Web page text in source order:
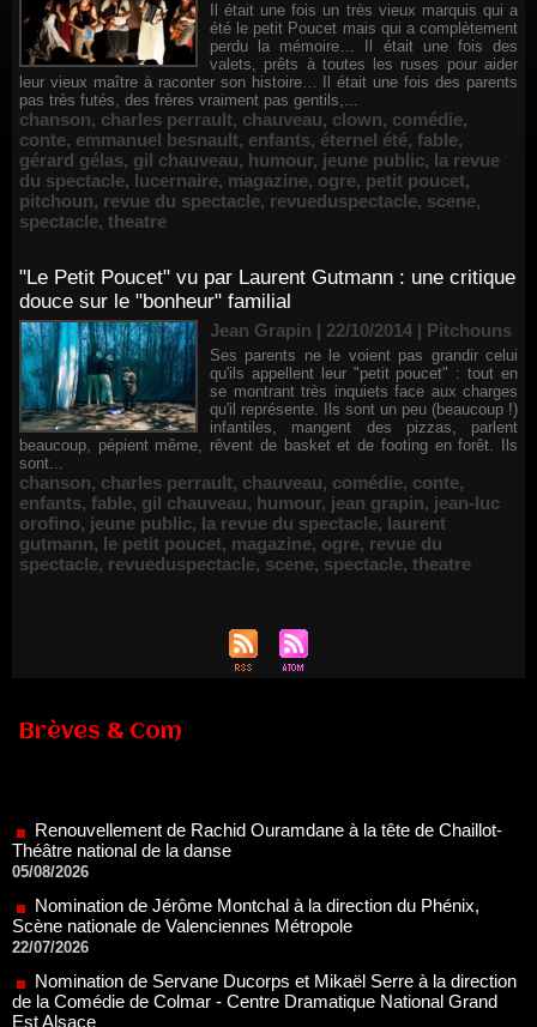
Il était une fois un très vieux marquis qui a
été le petit Poucet mais qui a complètement
perdu la mémoire… Il était une fois des
valets, prêts à toutes les ruses pour aider
leur vieux maître à raconter son histoire… Il était une fois des parents
pas très futés, des frères vraiment pas gentils,...
chanson, charles perrault, chauveau, clown, comédie,
conte, emmanuel besnault, enfants, éternel été, fable,
gérard gélas, gil chauveau, humour, jeune public, la revue
du spectacle, lucernaire, magazine, ogre, petit poucet,
pitchoun, revue du spectacle, revueduspectacle, scene,
spectacle, theatre
"Le Petit Poucet" vu par Laurent Gutmann : une critique
douce sur le "bonheur" familial
Jean Grapin | 22/10/2014 | Pitchouns
Ses parents ne le voient pas grandir celui
qu'ils appellent leur "petit poucet" : tout en
se montrant très inquiets face aux charges
qu'il représente. Ils sont un peu (beaucoup !)
infantiles, mangent des pizzas, parlent
beaucoup, pépient même, rêvent de basket et de footing en forêt. Ils
sont...
chanson, charles perrault, chauveau, comédie, conte,
enfants, fable, gil chauveau, humour, jean grapin, jean-luc
orofino, jeune public, la revue du spectacle, laurent
gutmann, le petit poucet, magazine, ogre, revue du
spectacle, revueduspectacle, scene, spectacle, theatre
Brèves & Com
05/08/2026
Nomination de Jérôme Montchal à la direction du Phénix,
Scène nationale de Valenciennes Métropole
22/07/2026
Nomination de Servane Ducorps et Mikaël Serre à la direction
de la Comédie de Colmar - Centre Dramatique National Grand
Est Alsace
07/07/2026